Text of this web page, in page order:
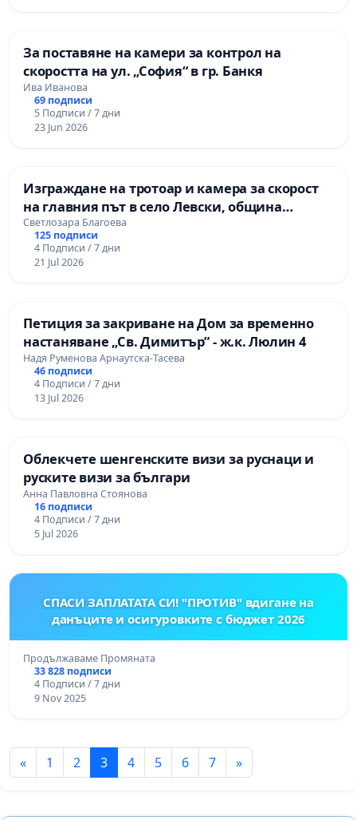
За поставяне на камери за контрол на
скоростта на ул. „София“ в гр. Банкя
Ива Иванова
69 подписи
5 Подписи / 7 дни
23 Jun 2026
Изграждане на тротоар и камера за скорост
на главния път в село Левски, община
Панагюрище
Светлозара Благоева
125 подписи
4 Подписи / 7 дни
21 Jul 2026
Петиция за закриване на Дом за временно
настаняване „Св. Димитър” - ж.к. Люлин 4
Надя Руменова Арнаутска-Тасева
46 подписи
4 Подписи / 7 дни
13 Jul 2026
Облекчете шенгенските визи за руснаци и
руските визи за българи
Анна Павловна Стоянова
16 подписи
4 Подписи / 7 дни
5 Jul 2026
СПАСИ ЗАПЛАТАТА СИ! "ПРОТИВ" вдигане на
данъците и осигуровките с бюджет 2026
Продължаваме Промяната
33 828 подписи
4 Подписи / 7 дни
9 Nov 2025
« 1 2 3 4 5 6 7 »